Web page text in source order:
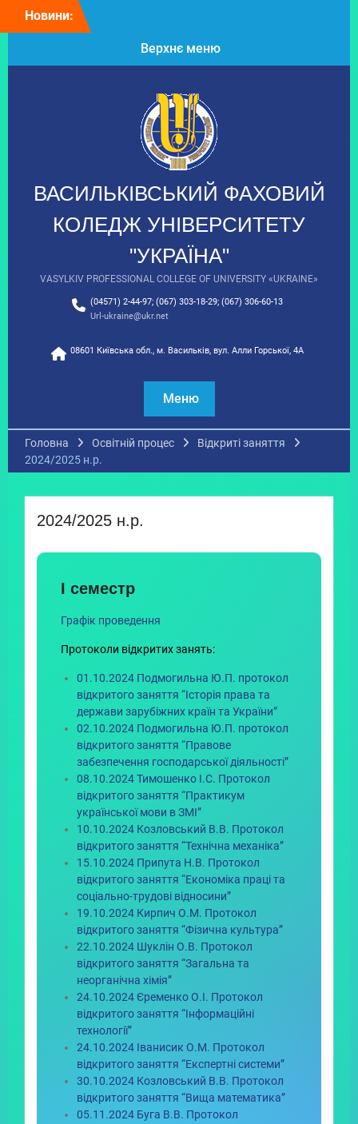
Новини:
фахового коледжу щиро
вітає президента
Таланчука Петра
Михайловича з Днем
народження!
Вітаємо з Днем
вишиванки!
майбутнє!
З Днем Української
Державності!
Верхнє меню
ВАСИЛЬКІВСЬКИЙ ФАХОВИЙ
КОЛЕДЖ УНІВЕРСИТЕТУ
"УКРАЇНА"
VASYLKIV PROFESSIONAL COLLEGE OF UNIVERSITY «UKRAINE»
(04571) 2-44-97; (067) 303-18-29; (067) 306-60-13
Url-ukraine@ukr.net
08601 Київська обл., м. Васильків, вул. Алли Горської, 4А
Меню
Головна Освітній процес
Відкриті заняття
2024/2025 н.р.
2024/2025 н.р.
І семестр
Графік проведення
Протоколи відкритих занять:
01.10.2024 Подмогильна Ю.П. протокол
відкритого заняття “Історія права та
держави зарубіжних країн та України”
02.10.2024 Подмогильна Ю.П. протокол
відкритого заняття “Правове
забезпечення господарської діяльності”
08.10.2024 Тимошенко І.С. Протокол
відкритого заняття “Практикум
української мови в ЗМІ”
10.10.2024 Козловський В.В. Протокол
відкритого заняття “Технічна механіка”
15.10.2024 Припута Н.В. Протокол
відкритого заняття “Економіка праці та
соціально-трудові відносини”
19.10.2024 Кирпич О.М. Протокол
відкритого заняття “Фізична культура”
22.10.2024 Шуклін О.В. Протокол
відкритого заняття “Загальна та
неорганічна хімія”
24.10.2024 Єременко О.І. Протокол
відкритого заняття “Інформаційні
технології”
24.10.2024 Іванисик О.М. Протокол
відкритого заняття “Експертні системи”
30.10.2024 Козловський В.В. Протокол
відкритого заняття “Вища математика”
05.11.2024 Буга В.В. Протокол